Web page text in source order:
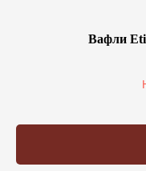
Вафли Eti